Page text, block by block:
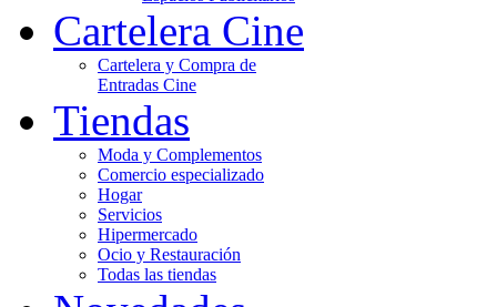
Cartelera Cine
Cartelera y Compra de
Entradas Cine
Tiendas
Moda y Complementos
Comercio especializado
Hogar
Servicios
Hipermercado
Ocio y Restauración
Todas las tiendas